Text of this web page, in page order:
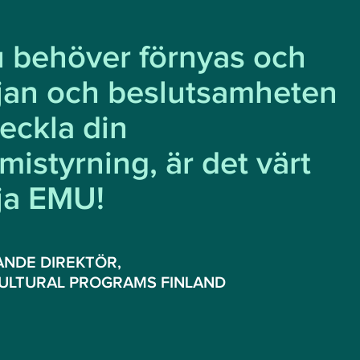
behöver förnyas och
och beslutsamheten
din
är det värt
EMU!
DIREKTÖR,
PROGRAMS FINLAND